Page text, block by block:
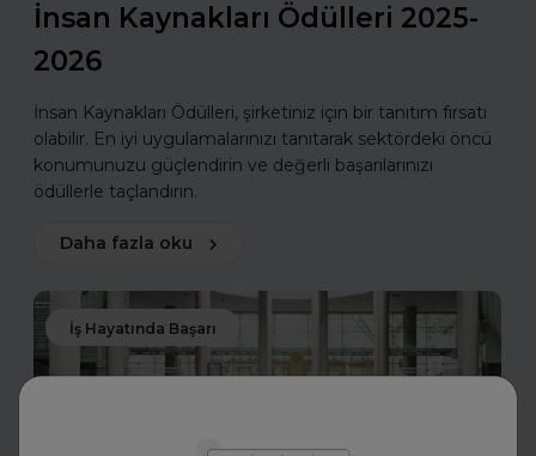
İnsan Kaynakları Ödülleri 2025-
2026
İnsan Kaynakları Ödülleri, şirketiniz için bir tanıtım fırsatı
olabilir. En iyi uygulamalarınızı tanıtarak sektördeki öncü
konumunuzu güçlendirin ve değerli başarılarınızı
ödüllerle taçlandırın.
Daha fazla oku
İş Hayatında Başarı